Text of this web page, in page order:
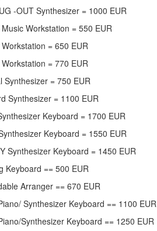
-OUT Synthesizer = 1000 EUR
Workstation = 550 EUR
= 650 EUR
= 770 EUR
Synthesizer = 750 EUR
Synthesizer = 1100 EUR
Keyboard = 1700 EUR
Keyboard = 1550 EUR
Synthesizer Keyboard = 1450 EUR
Keyboard == 500 EUR
Arranger == 670 EUR
Synthesizer Keyboard == 1100 EUR
Synthesizer Keyboard == 1250 EUR